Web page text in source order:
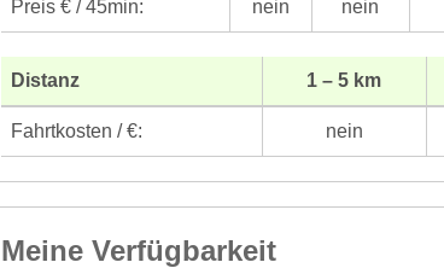
Preis € / 45min: nein nein
Distanz 1 – 5 km
Fahrtkosten / €: nein
Meine Verfügbarkeit